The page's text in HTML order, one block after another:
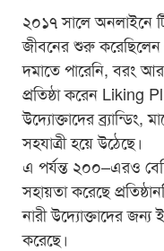
২০১৭ সালে অনলাইনে
জীবনের শুরু করেছিলেন
দমাতে পারেনি, বরং
প্রতিষ্ঠা করেন Liking
উদ্যোক্তাদের ব্র্যান্ডিং,
সহযাত্রী হয়ে উঠেছে।
এ পর্যন্ত ২০০–এরও
সহায়তা করেছে
নারী উদ্যোক্তাদের জন্য
করেছে।